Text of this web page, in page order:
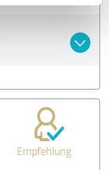
Empfehlung